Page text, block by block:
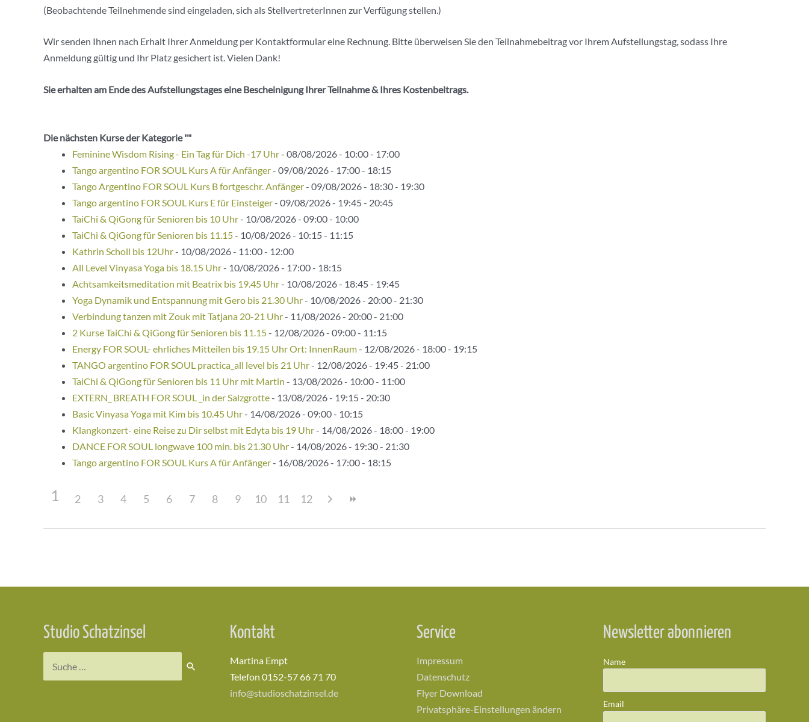
(Beobachtende Teilnehmende sind eingeladen, sich als StellvertreterInnen zur Verfügung stellen.)
Wir senden Ihnen nach Erhalt Ihrer Anmeldung per Kontaktformular eine Rechnung. Bitte überweisen Sie den Teilnahmebeitrag vor Ihrem Aufstellungstag, sodass Ihre
Anmeldung gültig und Ihr Platz gesichert ist. Vielen Dank!
Sie erhalten am Ende des Aufstellungstages eine Bescheinigung Ihrer Teilnahme & Ihres Kostenbeitrags.
Die nächsten Kurse der Kategorie ""
Feminine Wisdom Rising - Ein Tag für Dich -17 Uhr- 08/08/2026 - 10:00 - 17:00
Tango argentino FOR SOUL Kurs A für Anfänger- 09/08/2026 - 17:00 - 18:15
Tango Argentino FOR SOUL Kurs B fortgeschr. Anfänger- 09/08/2026 - 18:30 - 19:30
Tango argentino FOR SOUL Kurs E für Einsteiger- 09/08/2026 - 19:45 - 20:45
TaiChi & QiGong für Senioren bis 10 Uhr- 10/08/2026 - 09:00 - 10:00
TaiChi & QiGong für Senioren bis 11.15- 10/08/2026 - 10:15 - 11:15
Kathrin Scholl bis 12Uhr- 10/08/2026 - 11:00 - 12:00
All Level Vinyasa Yoga bis 18.15 Uhr- 10/08/2026 - 17:00 - 18:15
Achtsamkeitsmeditation mit Beatrix bis 19.45 Uhr- 10/08/2026 - 18:45 - 19:45
Yoga Dynamik und Entspannung mit Gero bis 21.30 Uhr- 10/08/2026 - 20:00 - 21:30
Verbindung tanzen mit Zouk mit Tatjana 20-21 Uhr- 11/08/2026 - 20:00 - 21:00
2 Kurse TaiChi & QiGong für Senioren bis 11.15- 12/08/2026 - 09:00 - 11:15
Energy FOR SOUL- ehrliches Mitteilen bis 19.15 Uhr Ort: InnenRaum- 12/08/2026 - 18:00 - 19:15
TANGO argentino FOR SOUL practica_all level bis 21 Uhr- 12/08/2026 - 19:45 - 21:00
TaiChi & QiGong für Senioren bis 11 Uhr mit Martin - 13/08/2026 - 10:00 - 11:00
EXTERN_ BREATH FOR SOUL _in der Salzgrotte- 13/08/2026 - 19:15 - 20:30
Basic Vinyasa Yoga mit Kim bis 10.45 Uhr- 14/08/2026 - 09:00 - 10:15
Klangkonzert- eine Reise zu Dir selbst mit Edyta bis 19 Uhr- 14/08/2026 - 18:00 - 19:00
DANCE FOR SOUL longwave 100 min. bis 21.30 Uhr- 14/08/2026 - 19:30 - 21:30
Tango argentino FOR SOUL Kurs A für Anfänger- 16/08/2026 - 17:00 - 18:15
1 2 3 4 5 6 7 8 9 10 11 12
Studio Schatzinsel Kontakt
Martina Empt
Telefon 0152-57 66 71 70
info@studioschatzinsel.de
Service
Impressum
Datenschutz
Flyer Download
Privatsphäre-Einstellungen ändern
Newsletter abonnieren
Name
Email